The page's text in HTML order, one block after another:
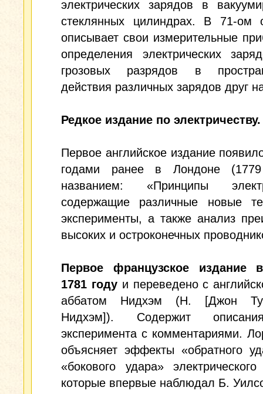
электрических зарядов в
стеклянных цилиндрах. В 71-ом
описывает свои измерительные
определения электрических
грозовых разрядов в
действия различных зарядов друг
Редкое издание по электричеству.
Первое английское издание
годами ранее в Лондоне
названием: «Принципы
содержащие различные новые
эксперименты, а также анализ
высоких и остроконечных
Первое французское издание
1781 годуи переведено с
аббатом Нидхэм (Н. [Джон
Нидхэм]). Содержит
эксперимента с комментариями.
объясняет эффекты «обратного
«бокового удара»
которые впервые наблюдал Б.